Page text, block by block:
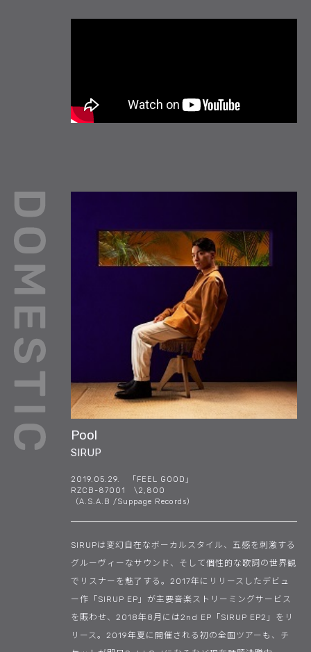
Pool
SIRUP
2019.05.29. 「FEEL GOOD」
RZCB-87001 \2,800
（A.S.A.B /Suppage Records）
SIRUPは変幻自在なボーカルスタイル、五感を刺激する
グルーヴィーなサウンド、そして個性的な歌詞の世界観
でリスナーを魅了する。2017年にリリースしたデビュ
ー作「SIRUP EP」が主要音楽ストリーミングサービス
を賑わせ、2018年8月には2nd EP「SIRUP EP2」をリ
リース。2019年夏に開催される初の全国ツアーも、チ